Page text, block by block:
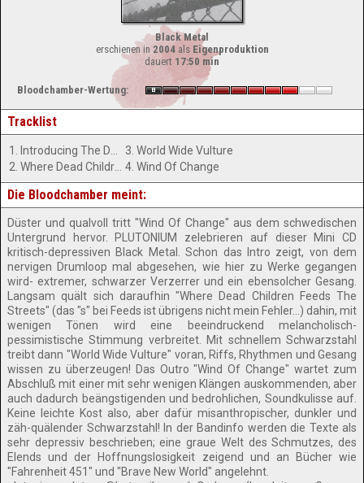
Black Metal
erschienen in 2004als Eigenproduktion
dauert 17:50 min
Bloodchamber-Wertung:
Tracklist
3. World Wide Vulture
4. Wind Of Change
Die Bloodchamber meint:
Düster und qualvoll tritt "Wind Of Change" aus dem schwedischen
Untergrund hervor. PLUTONIUM zelebrieren auf dieser Mini CD
kritisch-depressiven Black Metal. Schon das Intro zeigt, von dem
nervigen Drumloop mal abgesehen, wie hier zu Werke gegangen
wird- extremer, schwarzer Verzerrer und ein ebensolcher Gesang.
Langsam quält sich daraufhin "Where Dead Children Feeds The
Streets" (das "s" bei Feeds ist übrigens nicht mein Fehler...) dahin, mit
wenigen Tönen wird eine beeindruckend melancholisch-
pessimistische Stimmung verbreitet. Mit schnellem Schwarzstahl
treibt dann "World Wide Vulture" voran, Riffs, Rhythmen und Gesang
wissen zu überzeugen! Das Outro "Wind Of Change" wartet zum
Abschluß mit einer mit sehr wenigen Klängen auskommenden, aber
auch dadurch beängstigenden und bedrohlichen, Soundkulisse auf.
Keine leichte Kost also, aber dafür misanthropischer, dunkler und
zäh-quälender Schwarzstahl! In der Bandinfo werden die Texte als
sehr depressiv beschrieben; eine graue Welt des Schmutzes, des
Elends und der Hoffnungslosigkeit zeigend und an Bücher wie
"Fahrenheit 451" und "Brave New World" angelehnt.